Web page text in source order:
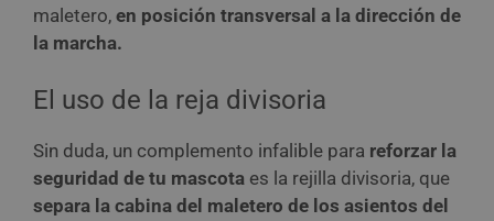
maletero, en posición transversal a la dirección de
la marcha.
El uso de la reja divisoria
Sin duda, un complemento infalible para reforzar la
seguridad de tu mascota es la rejilla divisoria, que
separa la cabina del maletero de los asientos del